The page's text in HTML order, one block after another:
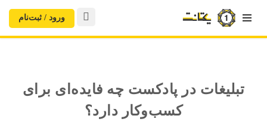
 ورود / ثبت‌‌نام
تبلیغات در پادکست چه فایده‌ای برای
کسب‌وکار دارد؟